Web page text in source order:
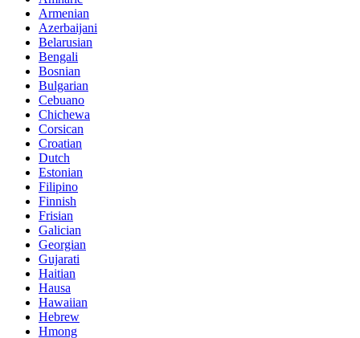
Armenian
Azerbaijani
Belarusian
Bengali
Bosnian
Bulgarian
Cebuano
Chichewa
Corsican
Croatian
Dutch
Estonian
Filipino
Finnish
Frisian
Galician
Georgian
Gujarati
Haitian
Hausa
Hawaiian
Hebrew
Hmong